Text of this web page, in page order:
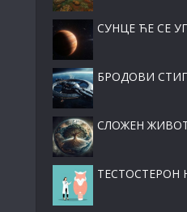
СУНЦЕ ЋЕ СЕ
БРОДОВИ
СЛОЖЕН
ТЕСТОСТЕРОН